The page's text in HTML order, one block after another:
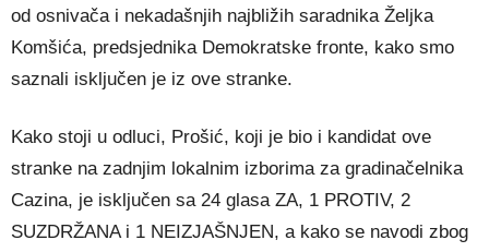
od osnivača i nekadašnjih najbližih saradnika Željka
Komšića, predsjednika Demokratske fronte, kako smo
saznali isključen je iz ove stranke.
Kako stoji u odluci, Prošić, koji je bio i kandidat ove
stranke na zadnjim lokalnim izborima za gradinačelnika
Cazina, je isključen sa 24 glasa ZA, 1 PROTIV, 2
SUZDRŽANA i 1 NEIZJAŠNJEN, a kako se navodi zbog